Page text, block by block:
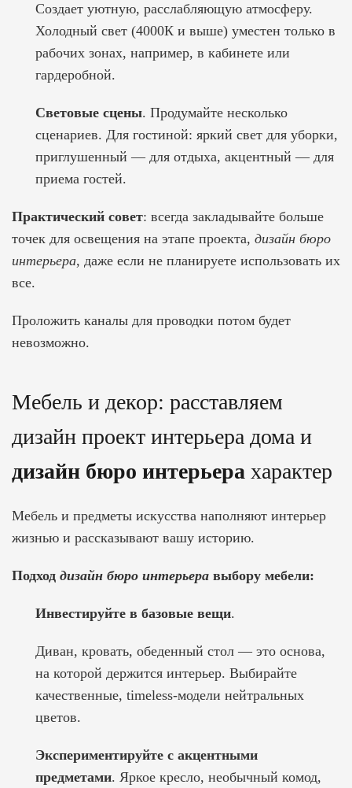
Создает уютную, расслабляющую атмосферу.
Холодный свет (4000К и выше) уместен только в
рабочих зонах, например, в кабинете или
гардеробной.
Световые сцены. Продумайте несколько
сценариев. Для гостиной: яркий свет для уборки,
приглушенный — для отдыха, акцентный — для
приема гостей.
Практический совет: всегда закладывайте больше
точек для освещения на этапе проекта, дизайн бюро
интерьера, даже если не планируете использовать их
все.
Проложить каналы для проводки потом будет
невозможно.
Мебель и декор: расставляем
дизайн проект интерьера дома и
дизайн бюро интерьера характер
Мебель и предметы искусства наполняют интерьер
жизнью и рассказывают вашу историю.
Подход дизайн бюро интерьера выбору мебели:
Инвестируйте в базовые вещи.
Диван, кровать, обеденный стол — это основа,
на которой держится интерьер. Выбирайте
качественные, timeless-модели нейтральных
цветов.
Экспериментируйте с акцентными
предметами. Яркое кресло, необычный комод,